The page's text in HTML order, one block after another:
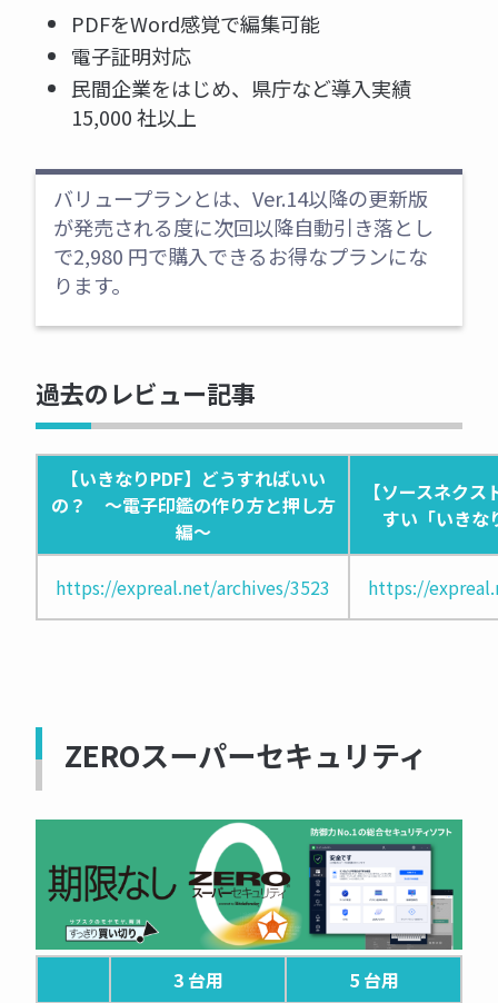
PDFをWord感覚で編集可能
電子証明対応
民間企業をはじめ、県庁など導入実績
15,000 社以上
バリュープランとは、Ver.14以降の更新版
が発売される度に次回以降自動引き落とし
で2,980 円で購入できるお得なプランにな
ります。
過去のレビュー記事
【いきなりPDF】どうすればいい
の？ ～電子印鑑の作り方と押し方
編～
【ソースネク
すい「いきな
https://expreal.net/archives/3523 https://
ZEROスーパーセキュリティ
3 台用
5 台用